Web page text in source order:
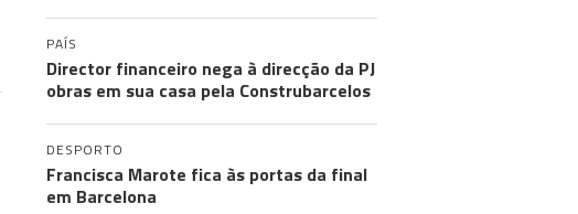
PAÍS
Director financeiro nega à direcção da PJ
obras em sua casa pela Construbarcelos
DESPORTO
Francisca Marote fica às portas da final
em Barcelona